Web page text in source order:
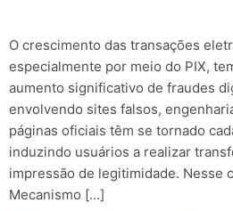
O crescimento das transações
especialmente por meio do PIX,
aumento significativo de fraudes
envolvendo sites falsos,
páginas oficiais têm se tornado
induzindo usuários a realizar
impressão de legitimidade. Nesse
Mecanismo […]